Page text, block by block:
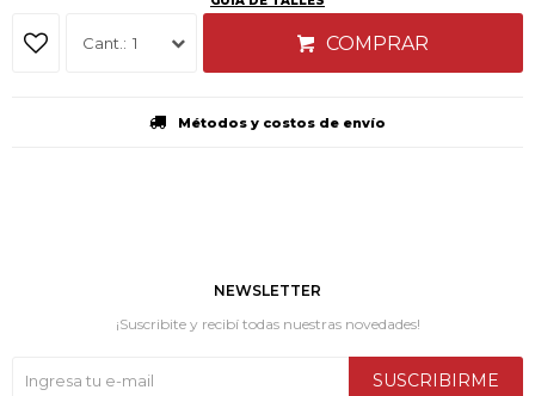
1 COMPRAR
Métodos y costos de envío
NEWSLETTER
¡Suscribite y recibí todas nuestras novedades!
SUSCRIBIRME